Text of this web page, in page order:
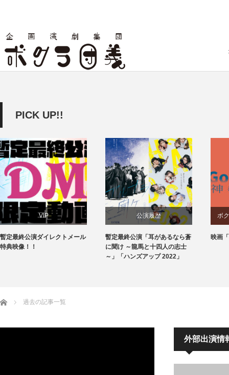
PICK UP!!
VIP
暫定最終公演ダイレクトメール
特典映像！！
公演履歴
暫定最終公演「耳があるなら蒼
に聞け ～龍馬と十四人の志士
～」「ハンズアップ 2022」
ボ
映画
ホーム 過去の記事一覧
外部出演情